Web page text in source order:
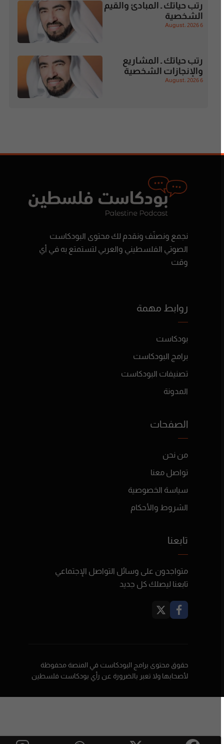
رتب حياتك ـ المبادئ والقيم
الشخصية
6 August، 2026
رتب حياتك ـ المشاريع
والإنجازات الشخصية
6 August، 2026
نجمع ونصنّف ونقدم لك محتوى البودكاست
الصوتي الفلسطيني والعربي لتستمتع به في أي
وقت
روابط مهمة
بودكاست
برامج البودكاست
تصنيفات البودكاست
المدونة
الصفحات
من نحن
تواصل معنا
سياسة الخصوصية
الشروط والأحكام
تابعنا
متواجدون على وسائل التواصل الإجتماعي
تابعنا ليصلك كل جديد
حقوق محتوى برامج البودكاست في المنصة محفوظة
لأصحابها ولا تعبر بالضرورة عن رأي بودكاست فلسطين